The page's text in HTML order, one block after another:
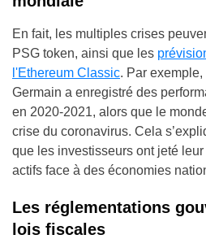
En fait, les multiples crises
PSG token, ainsi que les
l'Ethereum Classic. Par
Germain a enregistré des
en 2020-2021, alors que le
crise du coronavirus. Cela
que les investisseurs ont jeté
actifs face à des économies
Les réglementations
lois fiscales